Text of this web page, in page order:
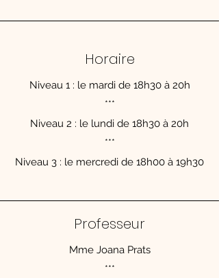
Horaire
Niveau 1 : le mardi de 18h30 à 20h
***
Niveau 2 : le lundi de 18h30 à 20h
***
Niveau 3 : le mercredi de 18h00 à 19h30
Professeur
Mme Joana Prats
***